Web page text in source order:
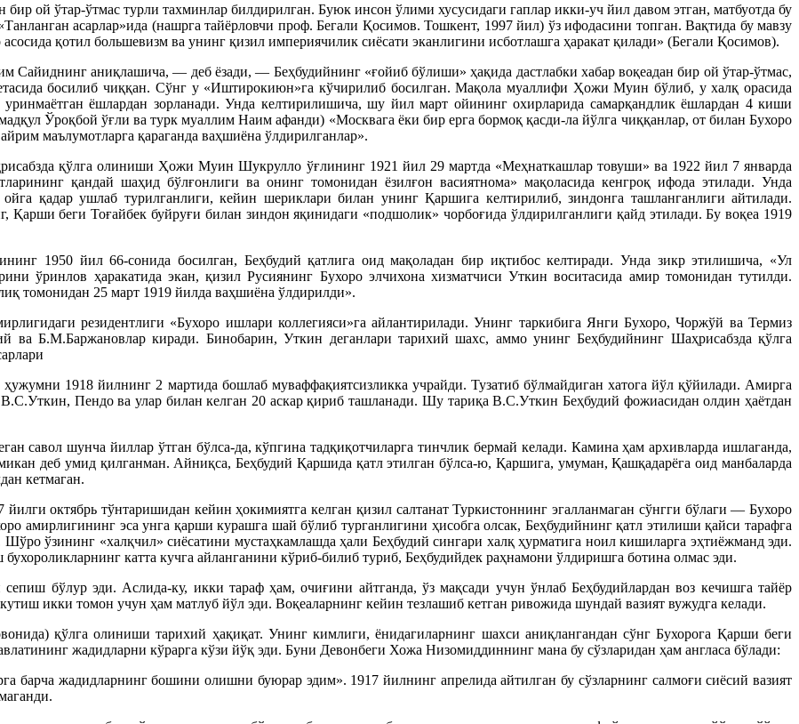
ой ўтар-ўтмас турли тахминлар билдирилган. Буюк инсон ўлими хусусидаги гаплар икки-уч йил давом этган, матбуотда бу
асарлар»ида (нашрга тайёрловчи проф. Бегали Қосимов. Тошкент, 1997 йил) ўз ифодасини топган. Вақтида бу мавзу
қотил большевизм ва унинг қизил империячилик сиёсати эканлигини исботлашга ҳаракат қилади» (Бегали Қосимов).
Сайиднинг аниқлашича, — деб ёзади, — Беҳбудийнинг «ғойиб бўлиши» ҳақида дастлабки хабар воқеадан бир ой ўтар-ўтмас,
босилиб чиққан. Сўнг у «Иштирокиюн»га кўчирилиб босилган. Мақола муаллифи Ҳожи Муин бўлиб, у халқ орасида
ёшлардан зорланади. Унда келтирилишича, шу йил март ойининг охирларида самарқандлик ёшлардан 4 киши
Ўроқбой ўғли ва турк муаллим Наим афанди) «Москвага ёки бир ерга бормоқ қасди-ла йўлга чиққанлар, от билан Бухоро
маълумотларга қараганда ваҳшиёна ўлдирилганлар».
қўлга олиниши Ҳожи Муин Шукрулло ўғлининг 1921 йил 29 мартда «Меҳнаткашлар товуши» ва 1922 йил 7 январда
қандай шаҳид бўлғонлиги ва онинг томонидан ёзилғон васиятнома» мақоласида кенгроқ ифода этилади. Унда
қадар ушлаб турилганлиги, кейин шериклари билан унинг Қаршига келтирилиб, зиндонга ташланганлиги айтилади.
Қарши беги Тоғайбек буйруғи билан зиндон яқинидаги «подшолик» чорбоғида ўлдирилганлиги қайд этилади. Бу воқеа 1919
1950 йил 66-сонида босилган, Беҳбудий қатлига оид мақоладан бир иқтибос келтиради. Унда зикр этилишича, «Ул
ўринлов ҳаракатида экан, қизил Русиянинг Бухоро элчихона хизматчиси Уткин воситасида амир томонидан тутилди.
томонидан 25 март 1919 йилда ваҳшиёна ўлдирилди».
резидентлиги «Бухоро ишлари коллегияси»га айлантирилади. Унинг таркибига Янги Бухоро, Чоржўй ва Термиз
Б.М.Баржановлар киради. Бинобарин, Уткин деганлари тарихий шахс, аммо унинг Беҳбудийнинг Шаҳрисабзда қўлга
1918 йилнинг 2 мартида бошлаб муваффақиятсизликка учрайди. Тузатиб бўлмайдиган хатога йўл қўйилади. Амирга
Пендо ва улар билан келган 20 аскар қириб ташланади. Шу тариқа В.С.Уткин Беҳбудий фожиасидан олдин ҳаётдан
савол шунча йиллар ўтган бўлса-да, кўпгина тадқиқотчиларга тинчлик бермай келади. Камина ҳам архивларда ишлаганда,
деб умид қилганман. Айниқса, Беҳбудий Қаршида қатл этилган бўлса-ю, Қаршига, умуман, Қашқадарёга оид манбаларда
кетмаган.
октябрь тўнтаришидан кейин ҳокимиятга келган қизил салтанат Туркистоннинг эгалланмаган сўнгги бўлаги — Бухоро
амирлигининг эса унга қарши курашга шай бўлиб турганлигини ҳисобга олсак, Беҳбудийнинг қатл этилиши қайси тарафга
ўзининг «халқчил» сиёсатини мустаҳкамлашда ҳали Беҳбудий сингари халқ ҳурматига ноил кишиларга эҳтиёжманд эди.
катта кучга айланганини кўриб-билиб туриб, Беҳбудийдек раҳнамони ўлдиришга ботина олмас эди.
сепиш бўлур эди. Аслида-ку, икки тараф ҳам, очиғини айтганда, ўз мақсади учун ўнлаб Беҳбудийлардан воз кечишга тайёр
икки томон учун ҳам матлуб йўл эди. Воқеаларнинг кейин тезлашиб кетган ривожида шундай вазият вужудга келади.
қўлга олиниши тарихий ҳақиқат. Унинг кимлиги, ёнидагиларнинг шахси аниқлангандан сўнг Бухорога Қарши беги
жадидларни кўрарга кўзи йўқ эди. Буни Девонбеги Хожа Низомиддиннинг мана бу сўзларидан ҳам англаса бўлади:
барча жадидларнинг бошини олишни буюрар эдим». 1917 йилнинг апрелида айтилган бу сўзларнинг салмоғи сиёсий вазият